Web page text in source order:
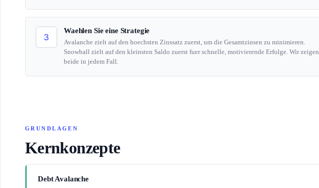
3
Waehlen Sie eine Strategie
Avalanche zielt auf den hoechsten Zinssatz zuerst, um die Gesamtzinsen zu minimieren.
Snowball zielt auf den kleinsten Saldo zuerst fuer schnelle, motivierende Erfolge. Wir zeigen
beide in jedem Fall.
GRUNDLAGEN
Kernkonzepte
Debt Avalanche